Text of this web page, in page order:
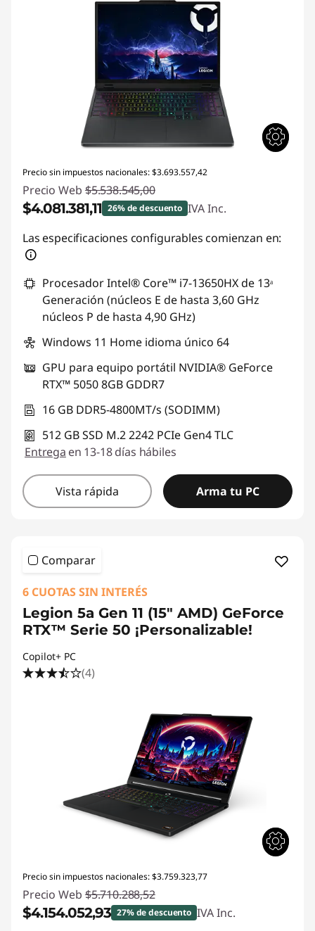
Precio sin impuestos nacionales: $3.693.557,42
Precio Web $5.538.545,00
$4.081.381,11 26% de descuento IVA Inc.
Descuento prod (inc IVA) :-$1.457.163,89
Las especificaciones configurables comienzan en:
Procesador Intel® Core™ i7-13650HX de 13ᵃ
Generación (núcleos E de hasta 3,60 GHz
núcleos P de hasta 4,90 GHz)
Windows 11 Home idioma único 64
GPU para equipo portátil NVIDIA® GeForce
RTX™ 5050 8GB GDDR7
16 GB DDR5-4800MT/s (SODIMM)
512 GB SSD M.2 2242 PCIe Gen4 TLC
Entrega en 13-18 días hábiles
Vista rápida Arma tu PC
Comparar
6 CUOTAS SIN INTERÉS
Legion 5a Gen 11 (15" AMD) GeForce
RTX™ Serie 50 ¡Personalizable!
Copilot+ PC
(4)
Precio sin impuestos nacionales: $3.759.323,77
Precio Web $5.710.288,52
$4.154.052,93 27% de descuento IVA Inc.